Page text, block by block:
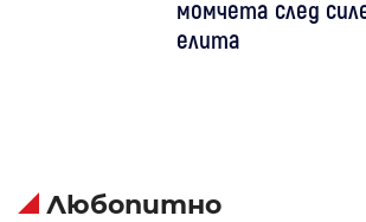
момчета след
елита
Любопитно